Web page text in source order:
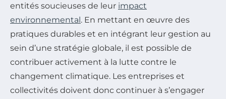
entités soucieuses de leur impact
environnemental . En mettant en œuvre des
pratiques durables et en intégrant leur gestion au
sein d’une stratégie globale, il est possible de
contribuer activement à la lutte contre le
changement climatique. Les entreprises et
collectivités doivent donc continuer à s’engager